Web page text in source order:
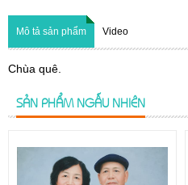
Mô tả sản phẩm Video
Chùa quê.
SẢN PHẨM NGẪU NHIÊN